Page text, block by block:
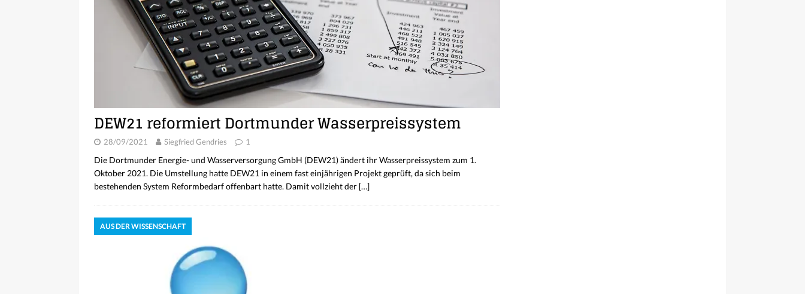
DEW21 reformiert Dortmunder Wasserpreissystem
28/09/2021 Siegfried Gendries 1
Die Dortmunder Energie- und Wasserversorgung GmbH (DEW21) ändert ihr Wasserpreissystem zum 1.
Oktober 2021. Die Umstellung hatte DEW21 in einem fast einjährigen Projekt geprüft, da sich beim
bestehenden System Reformbedarf offenbart hatte. Damit vollzieht der […]
AUS DER WISSENSCHAFT